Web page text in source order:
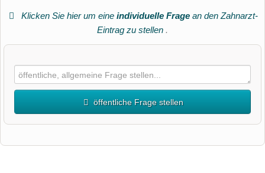
Klicken Sie hier um eine individuelle Fragean den Zahnarzt-
Eintrag zu stellen .
öffentliche Frage stellen